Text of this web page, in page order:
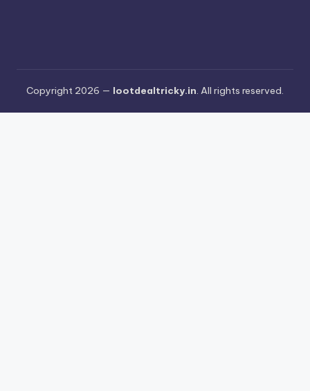
Copyright 2026 — lootdealtricky.in. All rights reserved.